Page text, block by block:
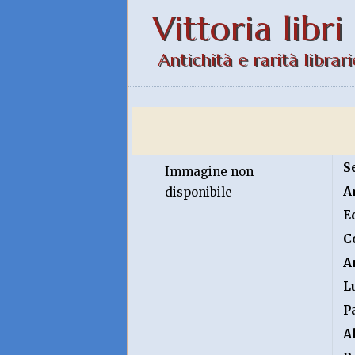
Vittoria libri
Antichità e rarità
Immagine non
disponibile